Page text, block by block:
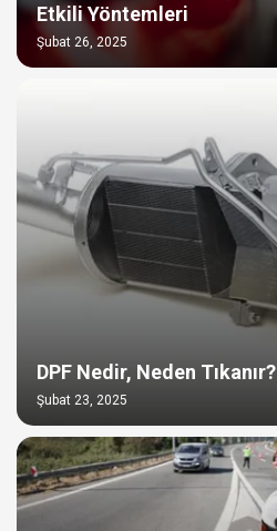
Etkili Yöntemleri
Şubat 26, 2025
DPF Nedir, Neden Tıkanır?
Şubat 23, 2025